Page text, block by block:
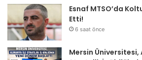
Esnaf MTSO’da
Etti!
6 saat önce
Mersin Üniversitesi,